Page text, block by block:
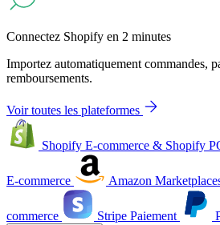
Connectez Shopify en 2 minutes
Importez automatiquement commandes,
remboursements.
Voir toutes les plateformes
Shopify E-commerce & Shopify
E-commerce Amazon
commerce Stripe Paiement